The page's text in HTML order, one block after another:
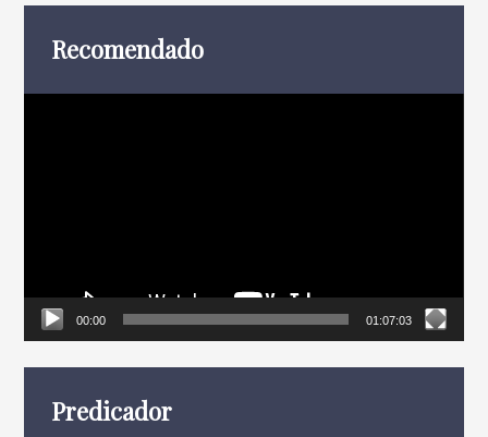
Recomendado
00:00 01:07:03
Predicador